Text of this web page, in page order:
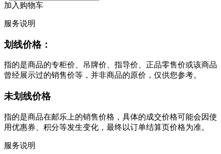
加入购物车
服务说明
划线价格：
指的是商品的专柜价、吊牌价、指导价、正品零售价或该商品
曾经展示过的销售价等，并非商品的原价，仅供您参考。
未划线价格
指的是商品在邮乐上的销售价格，具体的成交价格可能会因使
用优惠券、积分等发生变化，最终以订单结算页价格为准。
服务说明